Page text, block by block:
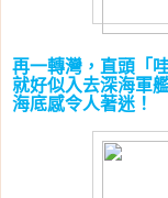
再一轉灣，直頭「
就好似入去深海軍
海底感令人著迷！